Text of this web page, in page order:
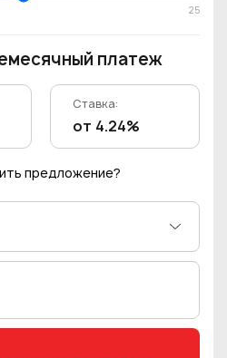
25
платеж
Ставка:
от 4.24%
предложение?